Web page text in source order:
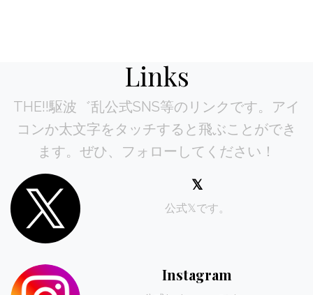
Links
THE!!駆波゛乱公式SNS等のリンクです。アイ
コンか太文字をタッチすると飛ぶことができ
ます。ぜひ、フォローしてください！
𝕏
公式𝕏です。
Instagram